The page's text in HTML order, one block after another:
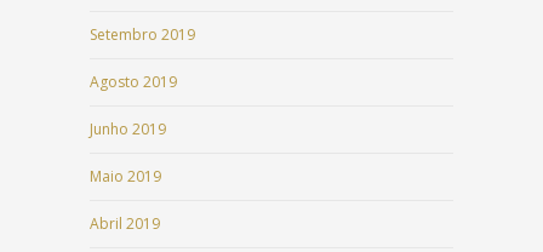
Setembro 2019
Agosto 2019
Junho 2019
Maio 2019
Abril 2019